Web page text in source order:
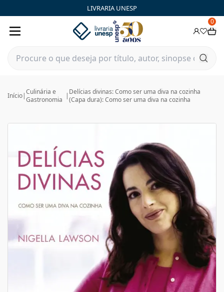
LIVRARIA UNESP
0
Início|Culinária e
Gastronomia | Delícias divinas: Como ser uma diva na cozinha
(Capa dura): Como ser uma diva na cozinha